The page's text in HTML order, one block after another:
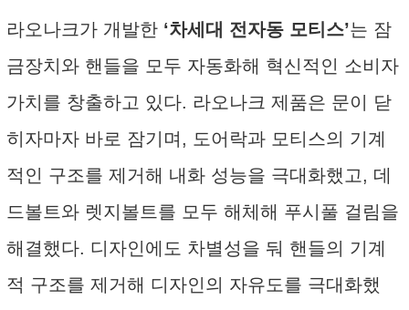
라오나크가 개발한 ‘차세대 전자동 모티스’는 잠
금장치와 핸들을 모두 자동화해 혁신적인 소비자
가치를 창출하고 있다. 라오나크 제품은 문이 닫
히자마자 바로 잠기며, 도어락과 모티스의 기계
적인 구조를 제거해 내화 성능을 극대화했고, 데
드볼트와 렛지볼트를 모두 해체해 푸시풀 걸림을
해결했다. 디자인에도 차별성을 둬 핸들의 기계
적 구조를 제거해 디자인의 자유도를 극대화했